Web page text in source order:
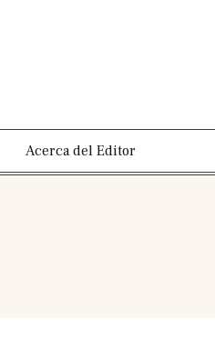
Acerca del Editor